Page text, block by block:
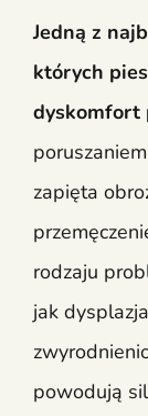
Jedną z
których
dyskomfort
zapięta
rodzaju
jak
powodują